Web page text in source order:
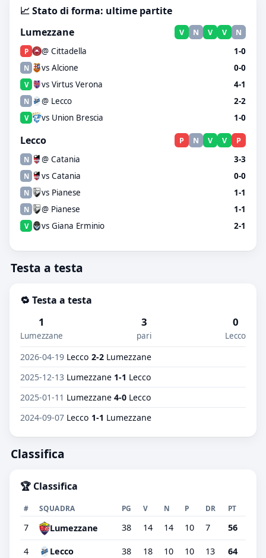
📈 Stato di forma: ultime partite
Lumezzane
V N V V N
P @ Cittadella 1-0
N vs Alcione 0-0
V vs Virtus Verona 4-1
N @ Lecco 2-2
V vs Union Brescia 1-0
Lecco P N V V P
N @ Catania 3-3
N vs Catania 0-0
N vs Pianese 1-1
N @ Pianese 1-1
V vs Giana Erminio 2-1
Testa a testa
🔁 Testa a testa
1
Lumezzane
3
pari
0
Lecco
2026-04-19 Lecco 2-2 Lumezzane
2025-12-13 Lumezzane 1-1 Lecco
2025-01-11 Lumezzane 4-0 Lecco
2024-09-07 Lecco 1-1 Lumezzane
Classifica
🏆 Classifica
# SQUADRA PG V N P DR PT
7 Lumezzane 38 14 14 10 7 56
4 Lecco 38 18 10 10 13 64